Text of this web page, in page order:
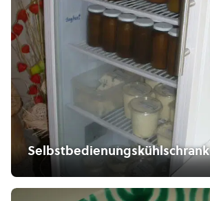
Selbstbedienungskühlschrank